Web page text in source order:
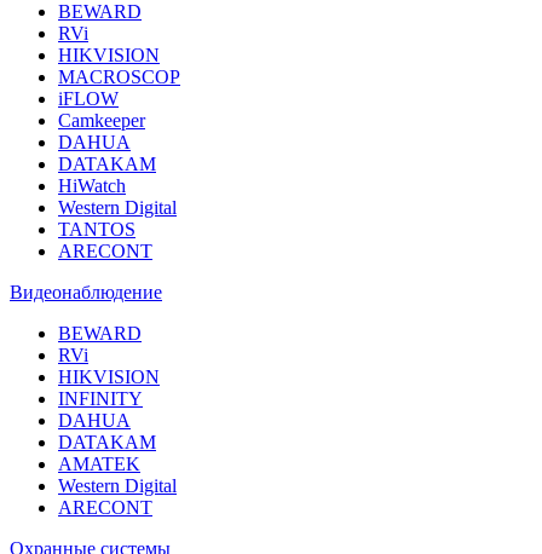
BEWARD
RVi
HIKVISION
MACROSCOP
iFLOW
Camkeeper
DAHUA
DATAKAM
HiWatch
Western Digital
TANTOS
ARECONT
Видеонаблюдение
BEWARD
RVi
HIKVISION
INFINITY
DAHUA
DATAKAM
AMATEK
Western Digital
ARECONT
Охранные системы